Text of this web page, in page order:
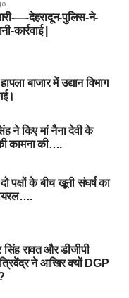
—-देहरादून-पुलिस-ने-
कार्रवाई |
बाजार में उद्यान विभाग
ने किए मां नैना देवी के
कामना की….
पक्षों के बीच खूनी संघर्ष का
सिंह रावत और डीजीपी
ने आखिर क्यों DGP